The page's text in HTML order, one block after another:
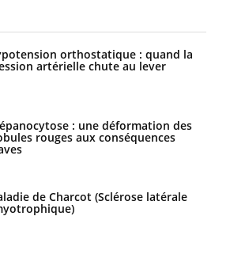
orthostatique : quand la
artérielle chute au lever
: une déformation des
rouges aux conséquences
de Charcot (Sclérose latérale